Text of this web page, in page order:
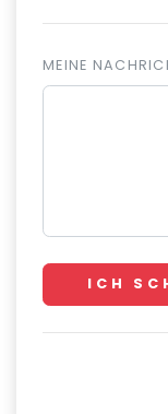
MEINE
ICH